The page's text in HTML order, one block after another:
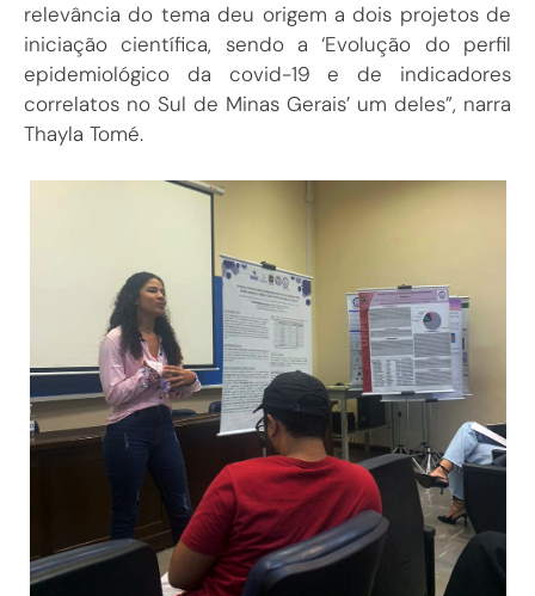
relevância do tema deu origem a dois projetos de
iniciação científica, sendo a ‘Evolução do perfil
epidemiológico da covid-19 e de indicadores
correlatos no Sul de Minas Gerais’ um deles”, narra
Thayla Tomé.